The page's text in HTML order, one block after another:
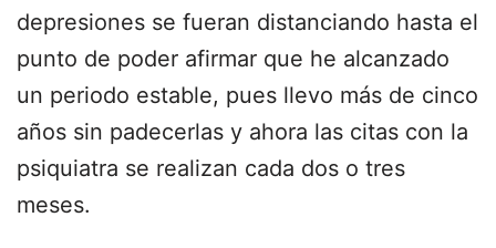
depresiones se fueran distanciando hasta el
punto de poder afirmar que he alcanzado
un periodo estable, pues llevo más de cinco
años sin padecerlas y ahora las citas con la
psiquiatra se realizan cada dos o tres
meses.